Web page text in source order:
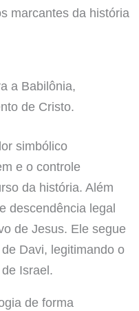
marcantes da história
a Babilônia,
de Cristo.
simbólico
e o controle
da história. Além
descendência legal
de Jesus. Ele segue
Davi, legitimando o
Israel.
de forma